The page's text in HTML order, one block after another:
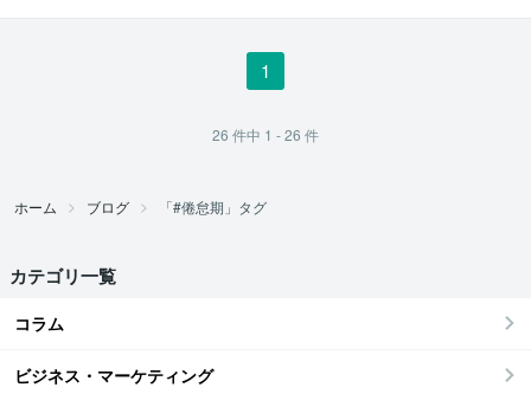
1
26 件中 1 - 26 件
ホーム ブログ 「#倦怠期」タグ
カテゴリ一覧
コラム
ビジネス・マーケティング